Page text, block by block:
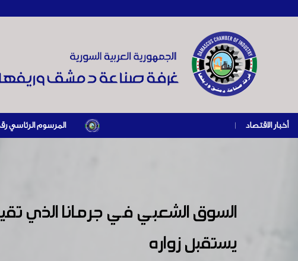
أخبار الاقتصاد | المرسوم الرئاسي رقم /69/ لعام 2026 .. دعم ضريبي للمنشآت المتضررة في إطار مسار التعافي الاقتصادي وإعادة تنشيط الإنتاج
السوق الشعبي في جرمانا الذي
يستقبل زواره